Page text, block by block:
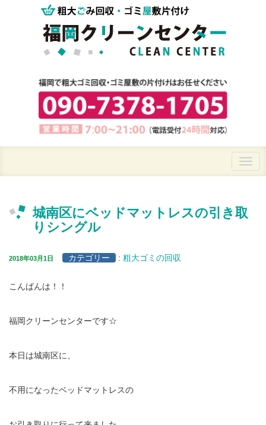
城南区にベッドマットレスの引き取
りシングル
2018年03月1日 カテゴリー : 粗大ゴミの回収
こんばんは！！
福岡クリーンセンターです☆
本日は城南区に、
不用になったベッドマットレスの